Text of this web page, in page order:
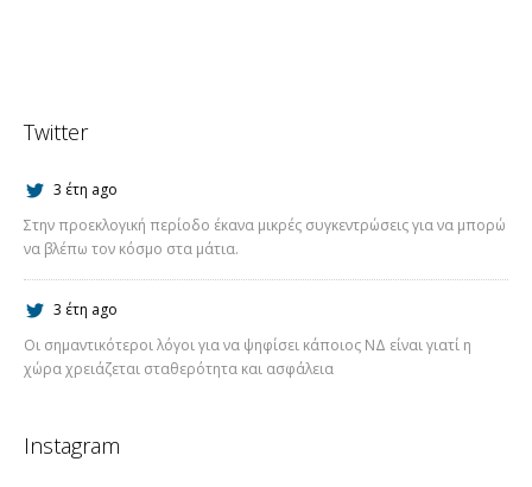
Twitter
3 έτη ago
Στην προεκλογική περίοδο έκανα μικρές συγκεντρώσεις για να μπορώ
να βλέπω τον κόσμο στα μάτια.
3 έτη ago
Οι σημαντικότεροι λόγοι για να ψηφίσει κάποιος ΝΔ είναι γιατί η
χώρα χρειάζεται σταθερότητα και ασφάλεια
Instagram